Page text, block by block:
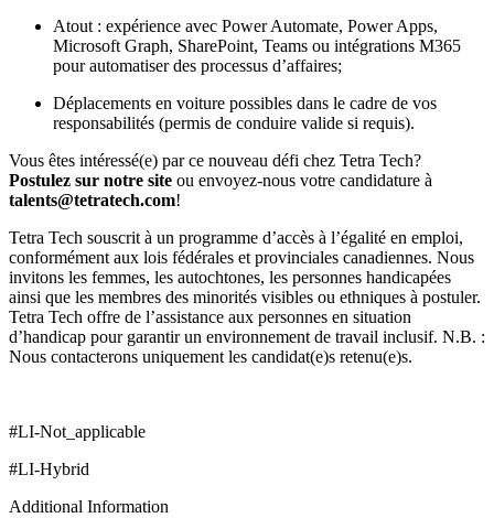
Atout : expérience avec Power Automate, Power Apps,
Microsoft Graph, SharePoint, Teams ou intégrations M365
pour automatiser des processus d’affaires;
Déplacements en voiture possibles dans le cadre de vos
responsabilités (permis de conduire valide si requis).
Vous êtes intéressé(e) par ce nouveau défi chez Tetra Tech?
Postulez sur notre site ou envoyez-nous votre candidature à
talents@tetratech.com!
Tetra Tech souscrit à un programme d’accès à l’égalité en emploi,
conformément aux lois fédérales et provinciales canadiennes. Nous
invitons les femmes, les autochtones, les personnes handicapées
ainsi que les membres des minorités visibles ou ethniques à postuler.
Tetra Tech offre de l’assistance aux personnes en situation
d’handicap pour garantir un environnement de travail inclusif. N.B. :
Nous contacterons uniquement les candidat(e)s retenu(e)s.
#LI-Not_applicable
#LI-Hybrid
Additional Information